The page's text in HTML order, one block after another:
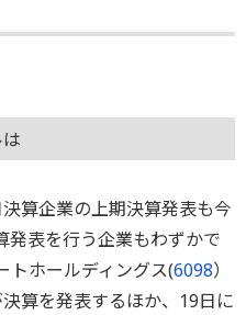
算企業の上期決算発表も今
発表を行う企業もわずかで
トホールディングス(6098）
算を発表するほか、19日に